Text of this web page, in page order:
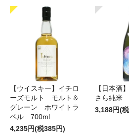
【ウイスキー】イチロ
ーズモルト モルト＆
グレーン ホワイトラ
ベル 700ml
4,235円(税385円)
【日本酒
さら純米
3,188円(